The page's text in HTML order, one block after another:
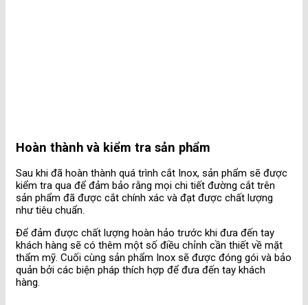
Hoàn thành và kiểm tra sản phẩm
Sau khi đã hoàn thành quá trình cắt Inox, sản phẩm sẽ được
kiểm tra qua để đảm bảo rằng mọi chi tiết đường cắt trên
sản phẩm đã được cắt chính xác và đạt được chất lượng
như tiêu chuẩn.
Để đảm được chất lượng hoàn hảo trước khi đưa đến tay
khách hàng sẽ có thêm một số điều chỉnh cần thiết về mặt
thẩm mỹ. Cuối cùng sản phẩm Inox sẽ được đóng gói và bảo
quản bởi các biện pháp thích hợp để đưa đến tay khách
hàng.